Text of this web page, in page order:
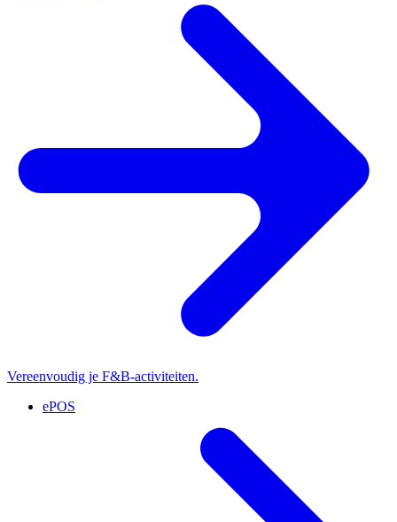
Vereenvoudig je F&B-activiteiten.
ePOS